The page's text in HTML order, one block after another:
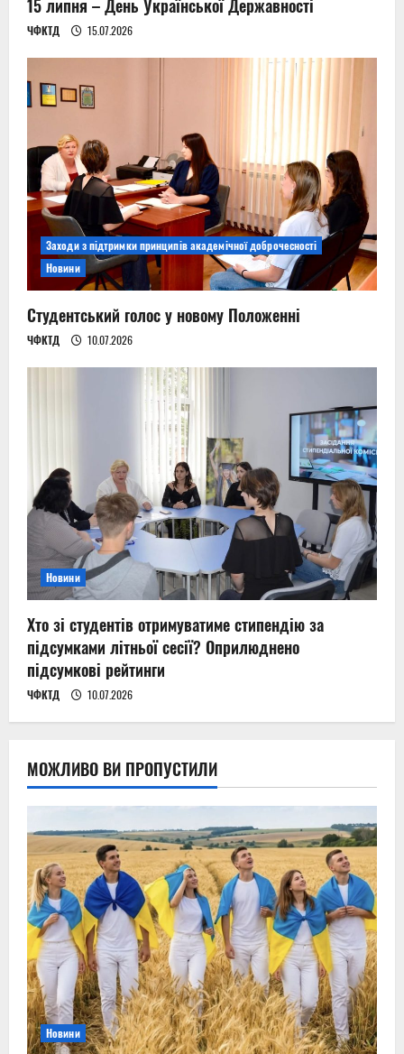
n
15 липня – День Української Державності
ЧФКТД 15.07.2026
Заходи з підтримки принципів академічної доброчесності
Новини
Студентський голос у новому Положенні
ЧФКТД 10.07.2026
Новини
Хто зі студентів отримуватиме стипендію за
підсумками літньої сесії? Оприлюднено
підсумкові рейтинги
ЧФКТД 10.07.2026
МОЖЛИВО ВИ ПРОПУСТИЛИ
Новини